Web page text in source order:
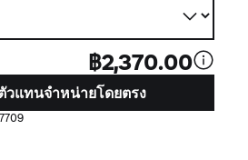
฿2,370.00
วแทนจำหน่ายโดยตรง